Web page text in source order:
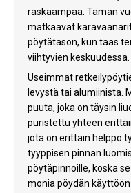
raskaampaa. Tämän
matkaavat
pöytätason, kun taas
viihtyvien keskuudessa.
Useimmat
levystä tai alumiinista.
puuta, joka on täysin
puristettu yhteen
jota on erittäin helppo
tyyppisen pinnan
pöytäpinnoille, koska
monia pöydän